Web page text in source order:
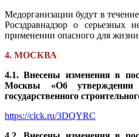
Медорганизации будут в
Росздравнадзор о серьезных
применении опасного для жизни
4. МОСКВА
4.1. Внесены изменения в
Москвы «Об
государственного
https://clck.ru/3DQYRC